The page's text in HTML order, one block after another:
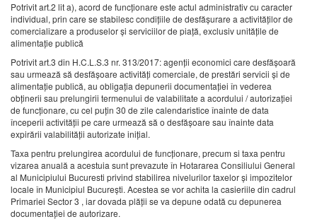
Potrivit art.2 lit a), acord de funcţionare este actul administrativ cu caracter
individual, prin care se stabilesc condiţiile de desfăşurare a activităților de
comercializare a produselor și serviciilor de piață, exclusiv unitățile de
alimentație publică
Potrivit art.3 din H.C.L.S.3 nr. 313/2017: agenţii economici care desfăşoară
sau urmează să desfăşoare activităţi comerciale, de prestări servicii şi de
alimentaţie publică, au obligaţia depunerii documentaţiei în vederea
obţinerii sau prelungirii termenului de valabilitate a acordului / autorizaţiei
de funcţionare, cu cel puţin 30 de zile calendaristice înainte de data
începerii activităţii pe care urmează să o desfăşoare sau înainte data
expirării valabilității autorizate iniţial.
Taxa pentru prelungirea acordului de funcționare, precum si taxa pentru
vizarea anuală a acestuia sunt prevazute în Hotararea Consiliului General
al Municipiului Bucuresti privind stabilirea nivelurilor taxelor și impozitelor
locale în Municipiul București. Acestea se vor achita la casieriile din cadrul
Primariei Sector 3 , iar dovada plății se va depune odată cu depunerea
documentației de autorizare.